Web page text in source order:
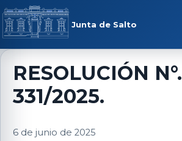
Saltar al contenido
Junta de Salto
menú
RESOLUCIÓN N°.
331/2025.
6 de junio de 2025